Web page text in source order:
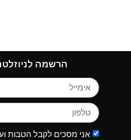
הרשמה
אני מסכים לקבל הטבות